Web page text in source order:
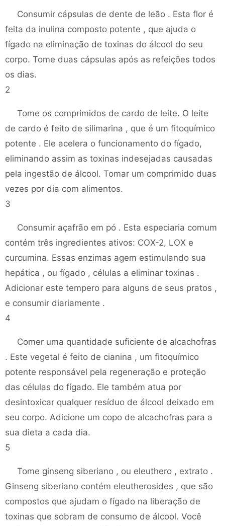
Consumir cápsulas de dente de leão . Esta flor é
feita da inulina composto potente , que ajuda o
fígado na eliminação de toxinas do álcool do seu
corpo. Tome duas cápsulas após as refeições todos
os dias.
2
Tome os comprimidos de cardo de leite. O leite
de cardo é feito de silimarina , que é um fitoquímico
potente . Ele acelera o funcionamento do fígado,
eliminando assim as toxinas indesejadas causadas
pela ingestão de álcool. Tomar um comprimido duas
vezes por dia com alimentos.
3
Consumir açafrão em pó . Esta especiaria comum
contém três ingredientes ativos: COX-2, LOX e
curcumina. Essas enzimas agem estimulando sua
hepática , ou fígado , células a eliminar toxinas .
Adicionar este tempero para alguns de seus pratos ,
e consumir diariamente .
4
Comer uma quantidade suficiente de alcachofras
. Este vegetal é feito de cianina , um fitoquímico
potente responsável pela regeneração e proteção
das células do fígado. Ele também atua por
desintoxicar qualquer resíduo de álcool deixado em
seu corpo. Adicione um copo de alcachofras para a
sua dieta a cada dia.
5
Tome ginseng siberiano , ou eleuthero , extrato .
Ginseng siberiano contém eleutherosides , que são
compostos que ajudam o fígado na liberação de
toxinas que sobram de consumo de álcool. Você